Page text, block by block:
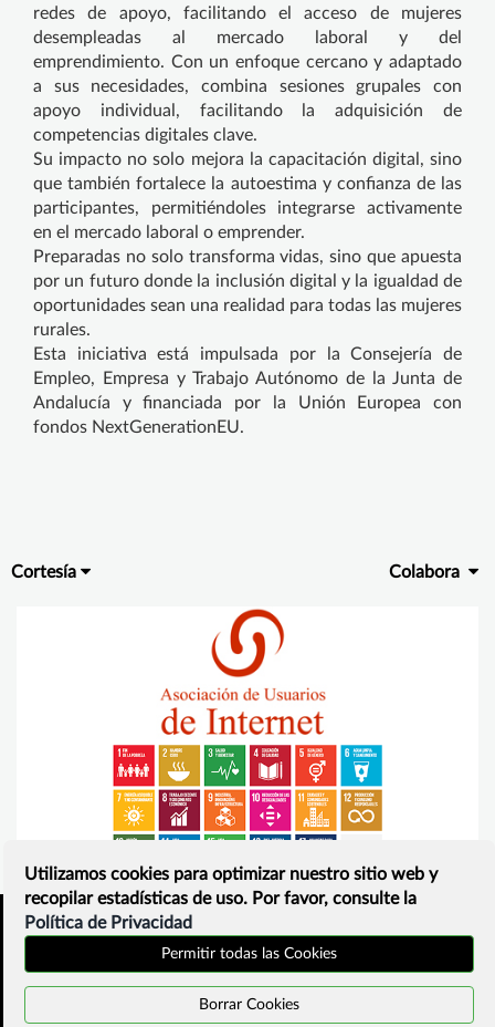
redes de apoyo, facilitando el acceso de mujeres
desempleadas al mercado laboral y del
emprendimiento. Con un enfoque cercano y adaptado
a sus necesidades, combina sesiones grupales con
apoyo individual, facilitando la adquisición de
competencias digitales clave.
Su impacto no solo mejora la capacitación digital, sino
que también fortalece la autoestima y confianza de las
participantes, permitiéndoles integrarse activamente
en el mercado laboral o emprender.
Preparadas no solo transforma vidas, sino que apuesta
por un futuro donde la inclusión digital y la igualdad de
oportunidades sean una realidad para todas las mujeres
rurales.
Esta iniciativa está impulsada por la Consejería de
Empleo, Empresa y Trabajo Autónomo de la Junta de
Andalucía y financiada por la Unión Europea con
fondos NextGenerationEU.
Cortesía Colabora
Política de privacidad
¿Que es?
Contacto
Utilizamos cookies para optimizar nuestro sitio web y
recopilar estadísticas de uso. Por favor, consulte la
Política de Privacidad
Permitir todas las Cookies
Borrar Cookies